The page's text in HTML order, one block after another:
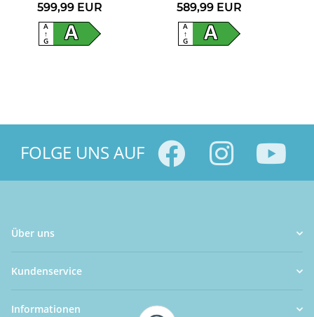
599,99 EUR
A
A
↑
G
589,99 EUR
A
A
↑
G
FOLGE UNS AUF
Über uns
Kundenservice
Informationen